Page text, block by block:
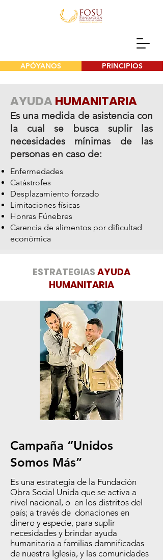
APÓYANOS PRINCIPIOS
AYUDAHUMANITARIA
Es una medida de asistencia con
la cual se busca suplir las
necesidades mínimas de las
personas en caso de:
Enfermedades
Catástrofes
Desplazamiento forzado
Limitaciones físicas
Honras Fúnebres
Carencia de alimentos por dificultad
económica
ESTRATEGIAS AYUDA
HUMANITARIA
Campaña “Unidos
Somos Más”
Es una estrategia de la Fundación
Obra Social Unida que se activa a
nivel nacional, o en los distritos del
país; a través de donaciones en
dinero y especie, para suplir
necesidades y brindar ayuda
humanitaria a familias damnificadas
de nuestra Iglesia, y las comunidades